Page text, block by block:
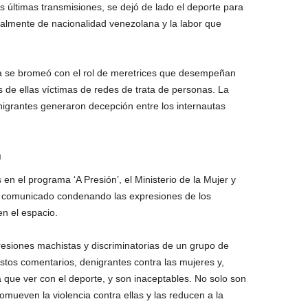
últimas transmisiones, se dejó de lado el deporte para
de nacionalidad venezolana y la labor que
bromeó con el rol de meretrices que desempeñan
ellas víctimas de redes de trata de personas. La
generaron decepción entre los internautas
el programa ‘A Presión’, el Ministerio de la Mujer y
condenando las expresiones de los
el espacio.
machistas y discriminatorias de un grupo de
comentarios, denigrantes contra las mujeres y,
ver con el deporte, y son inaceptables. No solo son
la violencia contra ellas y las reducen a la